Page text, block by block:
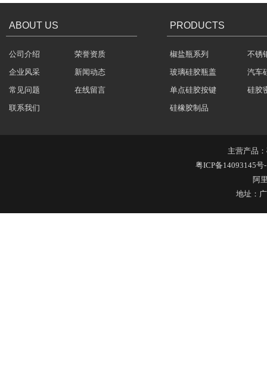
ABOUT US
公司介绍
荣誉资质
企业风采
新闻动态
常见问题
在线留言
联系我们
PRODUCTS
椒盐瓶系列
不锈
玻璃硅胶瓶盖
汽车
单点硅胶按键
硅胶
硅橡胶制品
主营产品：
粤ICP备14093145号
阿
地址：